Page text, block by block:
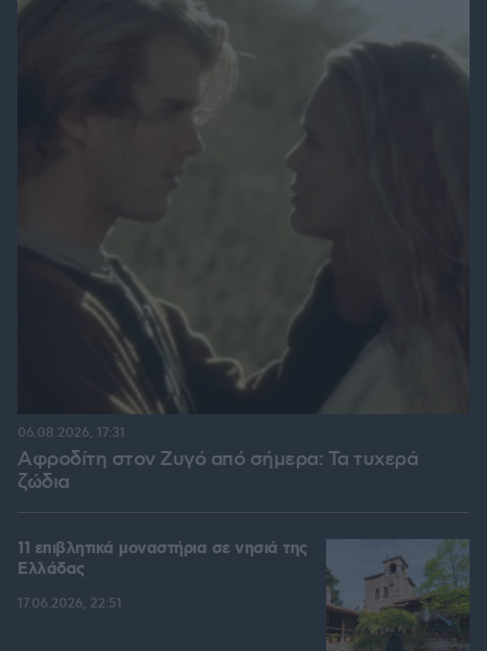
Αφροδίτη στον Ζυγό από σήμερα: Τα τυχερά
ζώδια
06.08.2026, 17:31
11 επιβλητικά μοναστήρια σε νησιά της
Ελλάδας
17.06.2026, 22:51